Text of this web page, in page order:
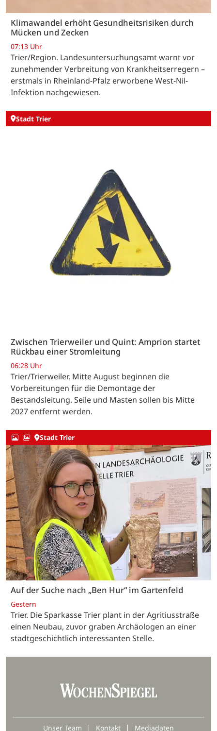
Klimawandel erhöht Gesundheitsrisiken durch
Mücken und Zecken
07:13 Uhr
Trier/Region. Landesuntersuchungsamt warnt vor
zunehmender Verbreitung von Krankheitserregern –
erstmals in Rheinland-Pfalz erworbene West-Nil-
Infektion nachgewiesen.
Stadt Trier
Zwischen Trierweiler und Quint: Amprion startet
Rückbau einer Stromleitung
06:28 Uhr
Trier/Trierweiler. Mitte August beginnen die
Vorbereitungen für die Demontage der
Bestandsleitung. Seile und Masten sollen bis Mitte
2027 entfernt werden.
Stadt Trier
Auf der Suche nach „Ben Hur“ im Gartenfeld
Gestern
Trier. Die Sparkasse Trier plant in der Agritiusstraße
einen Neubau, zuvor graben Archäologen an einer
stadtgeschichtlich interessanten Stelle.
Unser Team Kontakt Mediadaten